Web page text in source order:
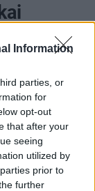
Information
parties, or
for
opt-out
that after your
seeing
utilized by
prior to
further
mint 20
milliárd
a
dönthet a